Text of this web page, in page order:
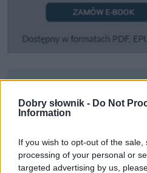
Dobry słownik - Do Not
Information
If you wish to opt-out of the
processing of your personal or
targeted advertising by us,
Zobacz, co zyskują